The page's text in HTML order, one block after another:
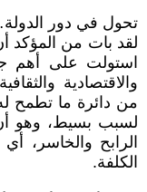
تحول في دور
لقد بات من المؤكد
استولت على أهم
والاقتصادية
من دائرة ما تطمح له
لسبب بسيط، وهو
الرابح والخاسر،
الكلفة.